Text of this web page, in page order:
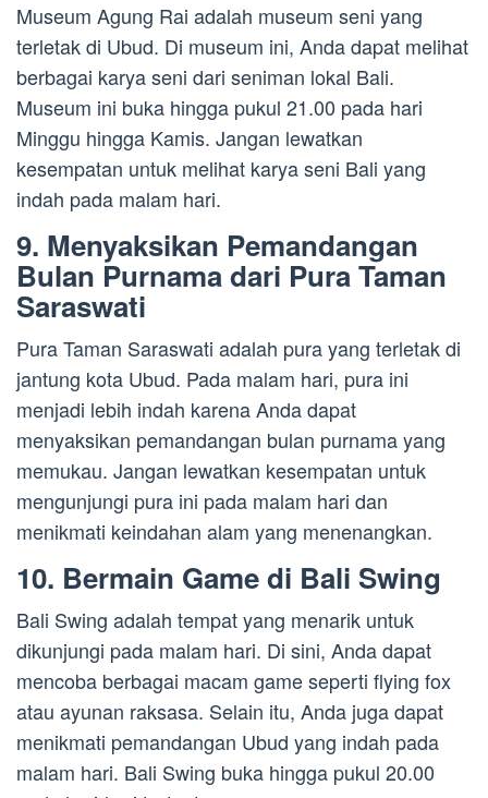
Museum Agung Rai adalah museum seni yang
terletak di Ubud. Di museum ini, Anda dapat melihat
berbagai karya seni dari seniman lokal Bali.
Museum ini buka hingga pukul 21.00 pada hari
Minggu hingga Kamis. Jangan lewatkan
kesempatan untuk melihat karya seni Bali yang
indah pada malam hari.
9. Menyaksikan Pemandangan
Bulan Purnama dari Pura Taman
Saraswati
Pura Taman Saraswati adalah pura yang terletak di
jantung kota Ubud. Pada malam hari, pura ini
menjadi lebih indah karena Anda dapat
menyaksikan pemandangan bulan purnama yang
memukau. Jangan lewatkan kesempatan untuk
mengunjungi pura ini pada malam hari dan
menikmati keindahan alam yang menenangkan.
10. Bermain Game di Bali Swing
Bali Swing adalah tempat yang menarik untuk
dikunjungi pada malam hari. Di sini, Anda dapat
mencoba berbagai macam game seperti flying fox
atau ayunan raksasa. Selain itu, Anda juga dapat
menikmati pemandangan Ubud yang indah pada
malam hari. Bali Swing buka hingga pukul 20.00